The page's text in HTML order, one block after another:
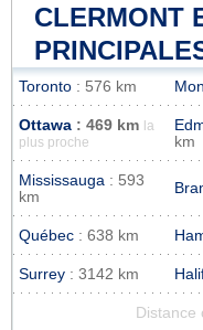
CLERMONT
Toronto : 576 km
Ottawa : 469 km
la
plus proche
km
Mississauga : 593
km
Québec : 638 km
Surrey : 3142 km
Distance